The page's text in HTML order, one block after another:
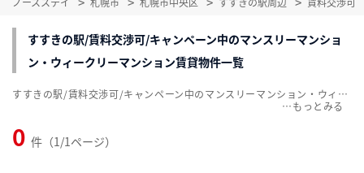
すすきの駅/賃料交渉可/キャンペーン中のマンスリーマンショ
ン・ウィークリーマンション賃貸物件一覧
0 件（1/1ページ）
すすきの駅/賃料交渉可/キャンペーン中のマンスリーマンション・ウィークリーマンション賃貸物件一覧を掲載中。敷金・礼金無料、家具・家電付をご紹介。こだわり条件での絞込みも簡単！
…